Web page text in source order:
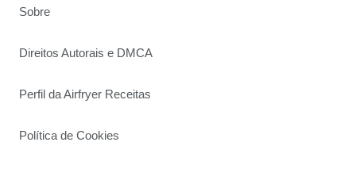
Sobre
Direitos Autorais e DMCA
Perfil da Airfryer Receitas
Política de Cookies